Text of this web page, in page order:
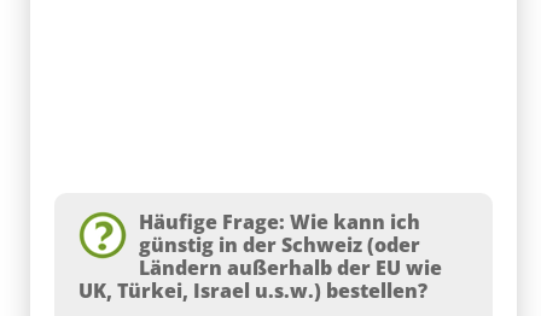
Häufige Frage: Wie kann ich
günstig in der Schweiz (oder
Ländern außerhalb der EU wie
UK, Türkei, Israel u.s.w.) bestellen?